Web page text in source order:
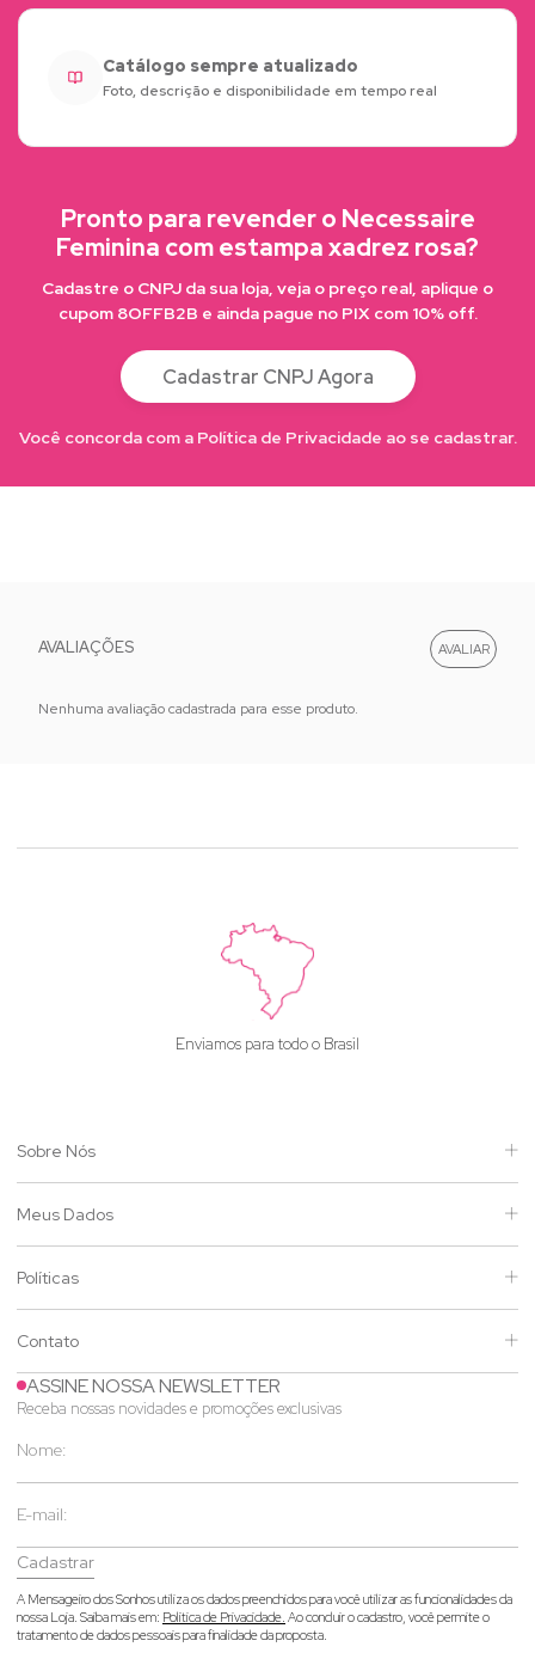
Catálogo sempre atualizado
Foto, descrição e disponibilidade em tempo real
Pronto para revender o Necessaire
Feminina com estampa xadrez rosa?
Cadastre o CNPJ da sua loja, veja o preço real, aplique o
cupom 8OFFB2B e ainda pague no PIX com 10% off.
Cadastrar CNPJ Agora
Você concorda com a Política de Privacidade ao se cadastrar.
AVALIAÇÕES
Nenhuma avaliação cadastrada para esse produto.
Enviamos para todo o Brasil
Sobre Nós
Meus Dados
Políticas
Contato
ASSINE NOSSA NEWSLETTER
Receba nossas novidades e promoções exclusivas
Cadastrar
A Mensageiro dos Sonhos utiliza os dados preenchidos para você utilizar as funcionalidades da
nossa Loja. Saiba mais em: Política de Privacidade. Ao concluir o cadastro, você permite o
tratamento de dados pessoais para finalidade da proposta.